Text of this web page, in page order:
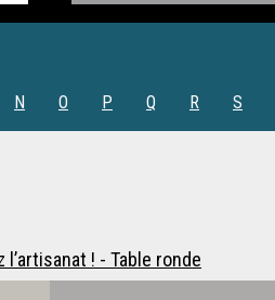
N O P Q R S
! - Table ronde